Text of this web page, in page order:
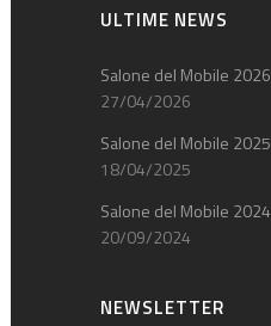
ULTIME NEWS
Salone del Mobile 2026
27/04/2026
Salone del Mobile 2025
18/04/2025
Salone del Mobile 2024
20/09/2024
NEWSLETTER